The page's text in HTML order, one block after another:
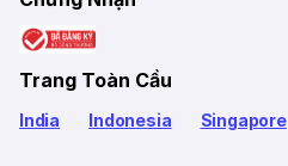
Trang Toàn Cầu
India Indonesia Singapore